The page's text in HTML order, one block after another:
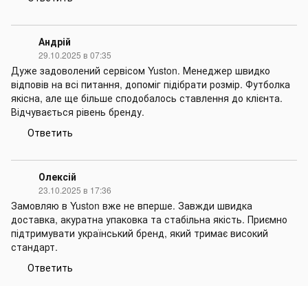
Андрій
29.10.2025 в 07:35
Дуже задоволений сервісом Yuston. Менеджер швидко
відповів на всі питання, допоміг підібрати розмір. Футболка
якісна, але ще більше сподобалось ставлення до клієнта.
Відчувається рівень бренду.
Ответить
Олексій
23.10.2025 в 17:36
Замовляю в Yuston вже не вперше. Завжди швидка
доставка, акуратна упаковка та стабільна якість. Приємно
підтримувати український бренд, який тримає високий
стандарт.
Ответить